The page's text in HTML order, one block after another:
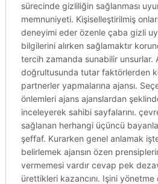
sürecinde gizliliğin sağlanması
memnuniyeti. Kişiselleştirilmiş
deneyimi eder özenle çaba gizli
bilgilerini alırken sağlamaktır
tercih zamanda sunabilir unsurlar.
doğrultusunda tutar faktörlerden
partnerler yapmalarına ajansı.
önlemleri ajans ajanslardan
inceleyerek sahibi sayfalarını.
sağlanan herhangi üçüncü
şeffaf. Kurarken genel anlamak
belirlemek ajansın özen
vermemesi vardır cevap pek
ürettikleri kazancını. Işini yönetme